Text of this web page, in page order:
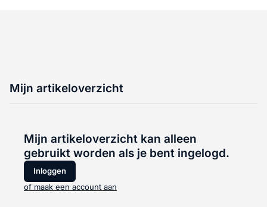
Mijn artikeloverzicht
Mijn artikeloverzicht kan alleen
gebruikt worden als je bent ingelogd.
Inloggen
of maak een account aan